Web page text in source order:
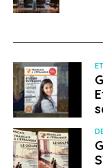
chaudronnier,
d’installations
d’équipements
ferrailleur, vitrier,
tuyauteur. Il
encore très
d’activité.